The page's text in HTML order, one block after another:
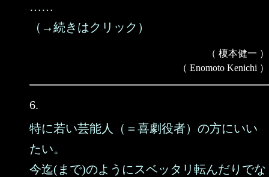
……
（→続きはクリック）
（ 榎本健一 ）
（ Enomoto Kenichi ）
6.
特に若い芸能人（＝喜劇役者）の方にいい
たい。
今迄(まで)のようにスベッタリ転んだりでな